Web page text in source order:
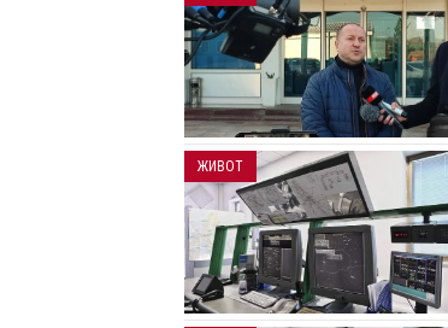
ЖИВОТ